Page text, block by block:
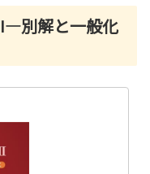
別解と一般化